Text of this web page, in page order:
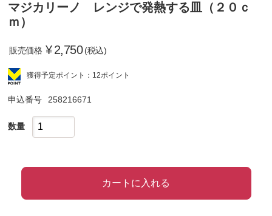
マジカリーノ レンジで発熱する皿（２０ｃ
ｍ）
販売価格 ¥2,750 (税込)
獲得予定ポイント：12ポイント
申込番号 258216671
数量
カートに入れる